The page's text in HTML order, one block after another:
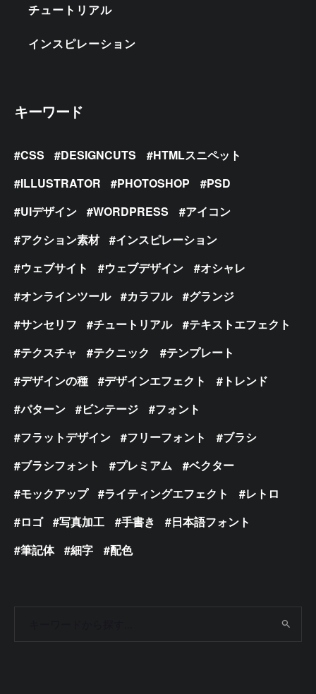
チュートリアル
インスピレーション
キーワード
CSS DESIGNCUTS
HTMLスニペット
ILLUSTRATOR
PHOTOSHOP
PSD
UIデザイン
WORDPRESS
アイコン
アクション素材
インスピレーション
ウェブサイト
ウェブデザイン
オシャレ
オンラインツール
カラフル
グランジ
サンセリフ
チュートリアル
テキストエフェクト
テクスチャ
テクニック
テンプレート
デザインの種
デザインエフェクト
トレンド
パターン
ビンテージ
フォント
フラットデザイン
フリーフォント
ブラシ
ブラシフォント
プレミアム
ベクター
モックアップ
ライティングエフェクト
レトロ
ロゴ
写真加工 手書き
日本語フォント
筆記体
細字 配色